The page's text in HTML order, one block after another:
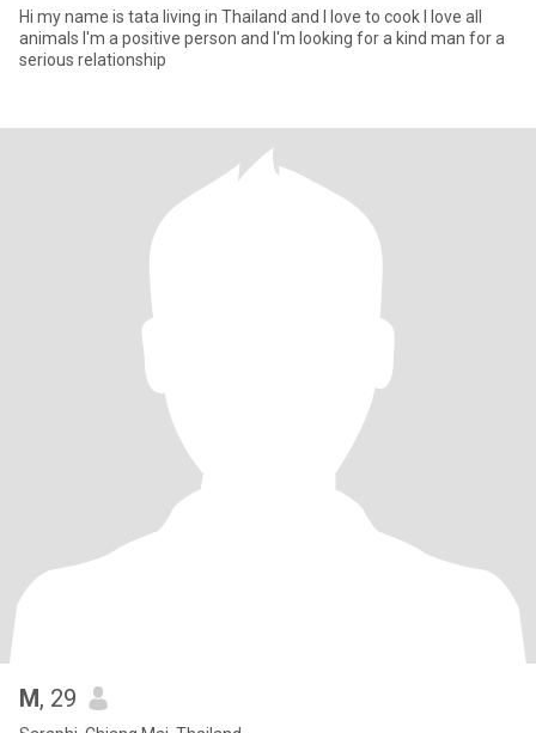
Hi my name is tata living in Thailand and l love to cook l love all
animals l'm a positive person and l'm looking for a kind man for a
serious relationship
M, 29